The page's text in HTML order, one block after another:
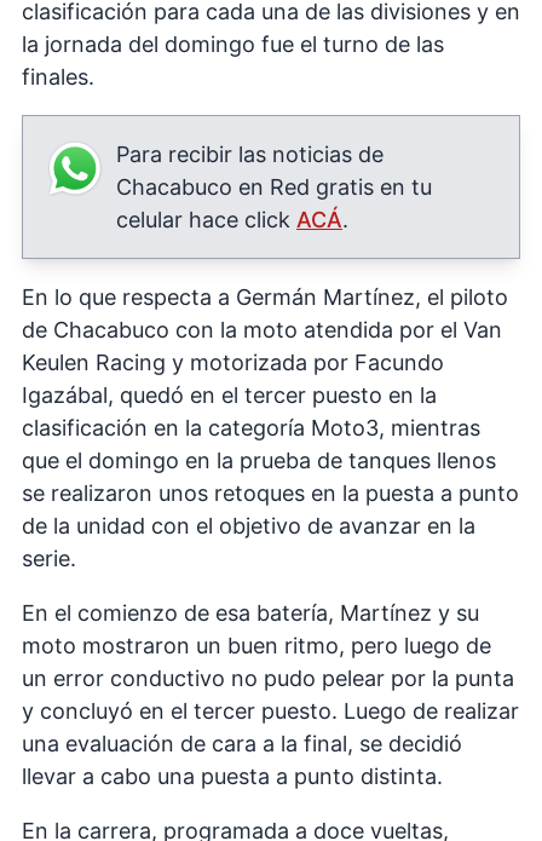
clasificación para cada una de las divisiones y en
la jornada del domingo fue el turno de las
finales.
Para recibir las noticias de
Chacabuco en Red gratis en tu
celular hace click ACÁ.
En lo que respecta a Germán Martínez, el piloto
de Chacabuco con la moto atendida por el Van
Keulen Racing y motorizada por Facundo
Igazábal, quedó en el tercer puesto en la
clasificación en la categoría Moto3, mientras
que el domingo en la prueba de tanques llenos
se realizaron unos retoques en la puesta a punto
de la unidad con el objetivo de avanzar en la
serie.
En el comienzo de esa batería, Martínez y su
moto mostraron un buen ritmo, pero luego de
un error conductivo no pudo pelear por la punta
y concluyó en el tercer puesto. Luego de realizar
una evaluación de cara a la final, se decidió
llevar a cabo una puesta a punto distinta.
En la carrera, programada a doce vueltas,